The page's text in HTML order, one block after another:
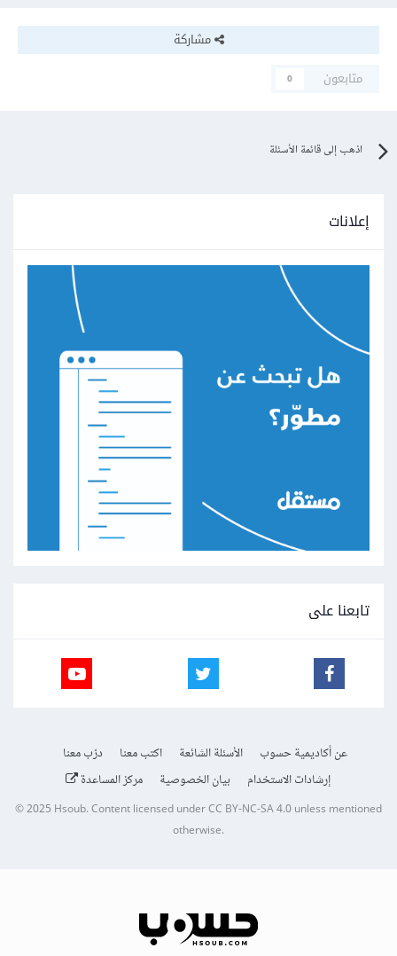
مشاركة
متابعون
0
اذهب إلى قائمة الأسئلة
إعلانات
تابعنا على
عن أكاديمية حسوب الأسئلة الشائعة اكتب معنا
درّب معنا
إرشادات الاستخدام
بيان الخصوصية مركز المساعدة
© 2025Hsoub.Content licensed underCC BY-NC-SA 4.0unless mentioned
otherwise.